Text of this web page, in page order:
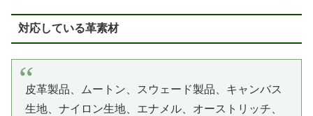
対応している革素材
皮革製品、ムートン、スウェード製品、キャンバス
生地、ナイロン生地、エナメル、オーストリッチ、